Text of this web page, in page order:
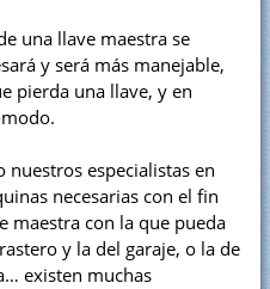
una llave maestra se
y será más manejable,
pierda una llave, y en
nuestros especialistas en
necesarias con el fin
maestra con la que pueda
y la del garaje, o la de
existen muchas